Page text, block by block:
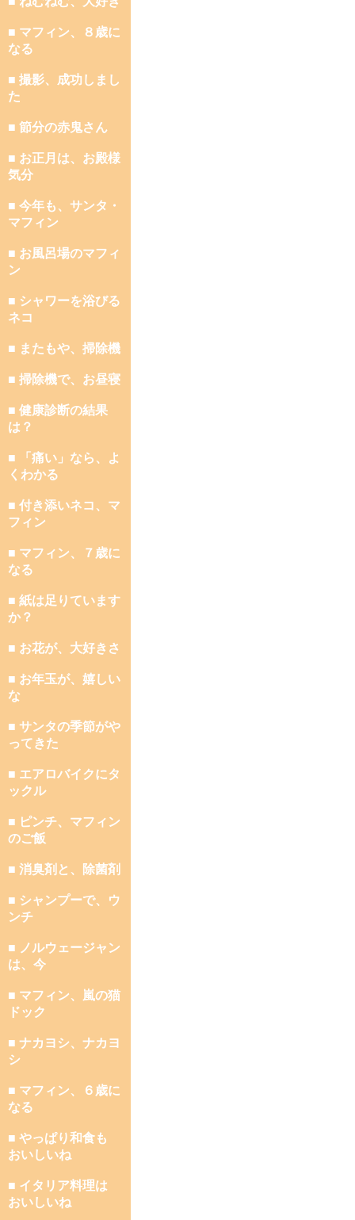
■ マフィン、８歳に
なる
■ 撮影、成功しまし
た
■ 節分の赤鬼さん
■ お正月は、お殿様
気分
■ 今年も、サンタ・
マフィン
■ お風呂場のマフィ
ン
■ シャワーを浴びる
ネコ
■ またもや、掃除機
■ 掃除機で、お昼寝
■ 健康診断の結果
は？
■ 「痛い」なら、よ
くわかる
■ 付き添いネコ、マ
フィン
■ マフィン、７歳に
なる
■ 紙は足りています
か？
■ お花が、大好きさ
■ お年玉が、嬉しい
な
■ サンタの季節がや
ってきた
■ エアロバイクにタ
ックル
■ ピンチ、マフィン
のご飯
■ 消臭剤と、除菌剤
■ シャンプーで、ウ
ンチ
■ ノルウェージャン
は、今
■ マフィン、嵐の猫
ドック
■ ナカヨシ、ナカヨ
シ
■ マフィン、６歳に
なる
■ やっぱり和食も
おいしいね
■ イタリア料理は
おいしいね